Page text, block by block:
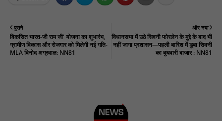
और नया
विधानसभा में उठे सिवनी फोरलेन के मुद्दे के बाद भी
नहीं जागा प्रशासन—पहली बारिश में डूबा सिवनी
का बुधवारी बाजार : NN81
पुराने
विकसित भारत-जी राम जी' योजना का शुभारंभ,
ग्रामीण विकास और रोजगार को मिलेगी नई गति-
MLA विनोद अग्रवाल: NN81